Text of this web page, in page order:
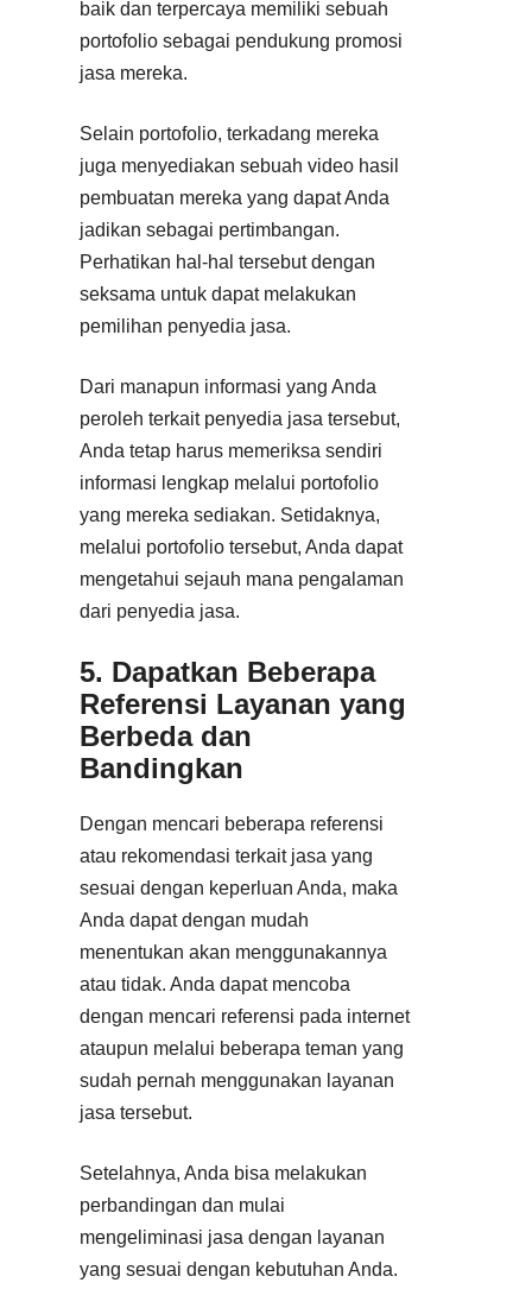
baik dan terpercaya memiliki sebuah
portofolio sebagai pendukung promosi
jasa mereka.
Selain portofolio, terkadang mereka
juga menyediakan sebuah video hasil
pembuatan mereka yang dapat Anda
jadikan sebagai pertimbangan.
Perhatikan hal-hal tersebut dengan
seksama untuk dapat melakukan
pemilihan penyedia jasa.
Dari manapun informasi yang Anda
peroleh terkait penyedia jasa tersebut,
Anda tetap harus memeriksa sendiri
informasi lengkap melalui portofolio
yang mereka sediakan. Setidaknya,
melalui portofolio tersebut, Anda dapat
mengetahui sejauh mana pengalaman
dari penyedia jasa.
5. Dapatkan Beberapa
Referensi Layanan yang
Berbeda dan
Bandingkan
Dengan mencari beberapa referensi
atau rekomendasi terkait jasa yang
sesuai dengan keperluan Anda, maka
Anda dapat dengan mudah
menentukan akan menggunakannya
atau tidak. Anda dapat mencoba
dengan mencari referensi pada internet
ataupun melalui beberapa teman yang
sudah pernah menggunakan layanan
jasa tersebut.
Setelahnya, Anda bisa melakukan
perbandingan dan mulai
mengeliminasi jasa dengan layanan
yang sesuai dengan kebutuhan Anda.